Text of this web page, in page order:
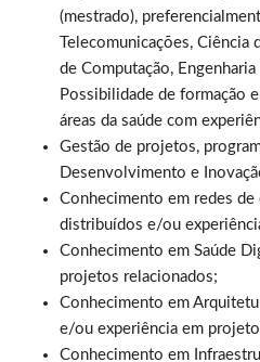
(mestrado),
Telecomunicações, Ciência
de Computação,
Possibilidade de formação
áreas da saúde com
Gestão de projetos,
Desenvolvimento e
Conhecimento em redes
distribuídos e/ou
Conhecimento em Saúde
projetos relacionados;
Conhecimento em
e/ou experiência em
Conhecimento em